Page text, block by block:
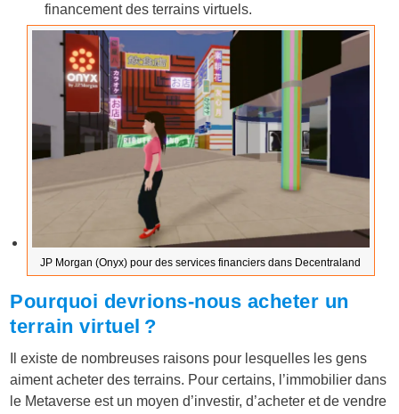
financement des terrains virtuels.
JP Morgan (Onyx) pour des services financiers dans Decentraland
Pourquoi devrions-nous acheter un
terrain virtuel ?
Il existe de nombreuses raisons pour lesquelles les gens
aiment acheter des terrains. Pour certains, l’immobilier dans
le Metaverse est un moyen d’investir, d’acheter et de vendre